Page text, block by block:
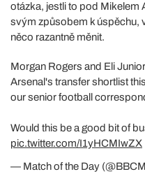
otázka, jestli to pod Mikelem
svým způsobem k úspěchu,
něco razantně měnit.
Morgan Rogers and Eli
Arsenal's transfer shortlist
our senior football
Would this be a good bit of
pic.twitter.com/I1yHCMIwZX
— Match of the Day